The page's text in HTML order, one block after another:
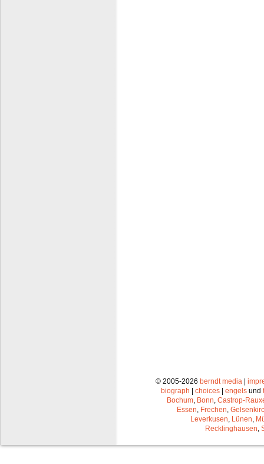
© 2005-2026 berndt media |
biograph | choices | engels und
Bochum Bonn Castrop-
Essen Frechen
Leverkusen Lünen
Recklinghausen